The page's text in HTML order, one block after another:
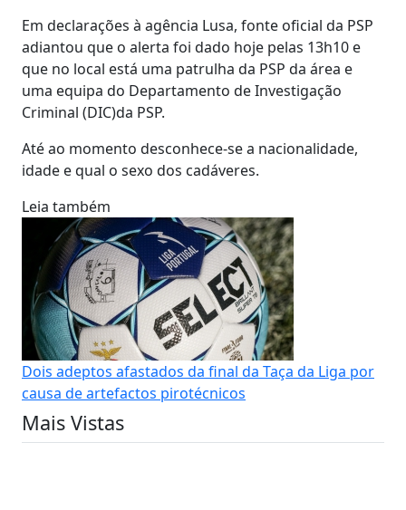
Em declarações à agência Lusa, fonte oficial da PSP
adiantou que o alerta foi dado hoje pelas 13h10 e
que no local está uma patrulha da PSP da área e
uma equipa do Departamento de Investigação
Criminal (DIC)da PSP.
Até ao momento desconhece-se a nacionalidade,
idade e qual o sexo dos cadáveres.
Leia também
Dois adeptos afastados da final da Taça da Liga por
causa de artefactos pirotécnicos
Mais Vistas